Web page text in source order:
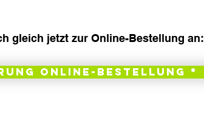
gleich jetzt zur Online-Bestellung an:
Online-Bestellung *